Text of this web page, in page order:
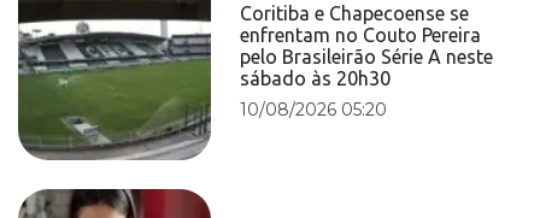
Coritiba e Chapecoense se
enfrentam no Couto Pereira
pelo Brasileirão Série A neste
sábado às 20h30
10/08/2026 05:20